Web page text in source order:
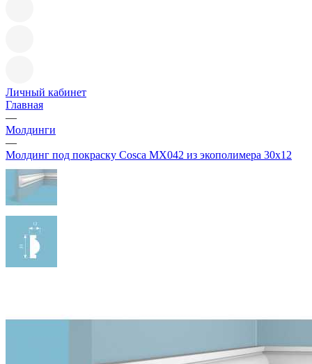
Личный кабинет
Главная
—
Молдинги
—
Молдинг под покраску Cosca MX042 из экополимера 30х12